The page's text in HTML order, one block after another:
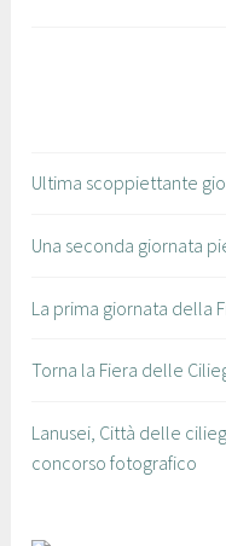
Ultima scoppiettante
Una seconda giornata
La prima giornata della
Torna la Fiera delle
Lanusei, Città delle
concorso fotografico